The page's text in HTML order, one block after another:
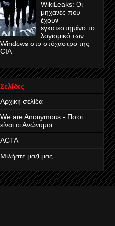
WikiLeaks: Οι
μηχανές που
έχουν
εγκατεστημένο το
λογισμικό των
Windows στο στόχαστρο της
CIA
Σελίδες
Αρχική σελίδα
We are Anonymous - Ποιοι
είναι οι Ανώνυμοι
ACTA
Μιλήστε μαζί μας